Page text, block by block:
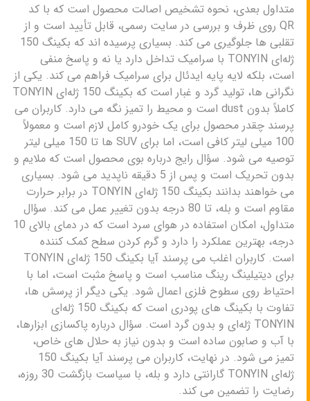
متداول بعدی، نحوه تشخیص اصالت محصول است که با کد
QR روی ظرف و بررسی در سایت رسمی، قابل تأیید است و از
تقلبی ها جلوگیری می کند. بسیاری پرسیده اند که بکینگ 150
ژله‌ای TONYIN با سرامیک تداخل دارد یا نه و پاسخ منفی
است، بلکه لایه پایه ایدئال برای سرامیک فراهم می کند. یکی از
نگرانی ها، تولید گرد و غبار است که بکینگ 150 ژله‌ای TONYIN
کاملاً بدون dust است و محیط را تمیز نگه می دارد. کاربران می
پرسند چقدر محصول برای یک خودرو کامل لازم است و معمولاً
100 میلی لیتر کافی است، اما برای SUV ها تا 150 میلی لیتر
توصیه می شود. سؤال رایج درباره بوی محصول است که ملایم و
بدون تحریک است و پس از 5 دقیقه ناپدید می شود. بسیاری
می خواهند بدانند بکینگ 150 ژله‌ای TONYIN در برابر حرارت
مقاوم است و بله، تا 80 درجه بدون تغییر عمل می کند. سؤال
متداول، امکان استفاده در هوای سرد است که در دمای بالای 10
درجه، بهترین عملکرد را دارد و گرم کردن سطح کمک کننده
است. کاربران اغلب می پرسند آیا بکینگ 150 ژله‌ای TONYIN
برای دیتیلینگ رینگ مناسب است و پاسخ مثبت است، اما با
احتیاط روی سطوح فلزی اعمال شود. یکی دیگر از پرسش ها،
تفاوت با بکینگ های پودری است که بکینگ 150 ژله‌ای
TONYIN ژله‌ای و بدون گرد است. سؤال درباره پاکسازی ابزارها،
با آب و صابون ساده است و بدون نیاز به حلال های خاص،
تمیز می شود. در نهایت، کاربران می پرسند آیا بکینگ 150
ژله‌ای TONYIN گارانتی دارد و بله، با سیاست بازگشت 30 روزه،
رضایت را تضمین می کند.